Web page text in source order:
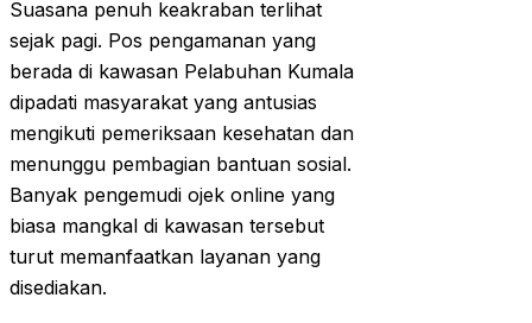
Suasana penuh keakraban terlihat
sejak pagi. Pos pengamanan yang
berada di kawasan Pelabuhan Kumala
dipadati masyarakat yang antusias
mengikuti pemeriksaan kesehatan dan
menunggu pembagian bantuan sosial.
Banyak pengemudi ojek online yang
biasa mangkal di kawasan tersebut
turut memanfaatkan layanan yang
disediakan.